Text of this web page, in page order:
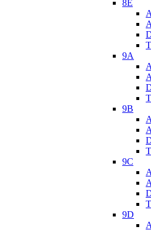
8E
9A
9B
9C
9D